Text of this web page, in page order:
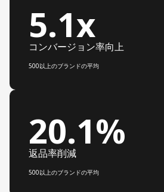
5.1x
コンバージョン率向上
500以上のブランドの平均
20.1%
返品率削減
500以上のブランドの平均